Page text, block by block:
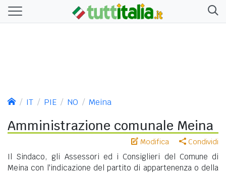
IT PIE NO Meina
Amministrazione comunale Meina
Modifica Condividi
Il Sindaco, gli Assessori ed i Consiglieri del Comune di
Meina con l'indicazione del partito di appartenenza o della